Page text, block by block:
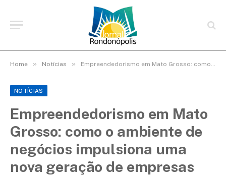
Home » Notícias » Empreendedorismo em Mato Grosso: como o ambiente de negócios impulsiona uma nova geração de empresas
NOTÍCIAS
Empreendedorismo em Mato
Grosso: como o ambiente de
negócios impulsiona uma
nova geração de empresas